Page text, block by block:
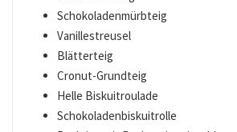
Schokoladenmürbteig
Vanillestreusel
Blätterteig
Cronut-Grundteig
Helle Biskuitroulade
Schokoladenbiskuitrolle